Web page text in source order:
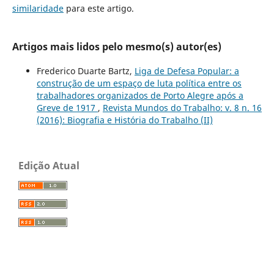
similaridadepara este artigo.
Artigos mais lidos pelo mesmo(s) autor(es)
Frederico Duarte Bartz, Liga de Defesa Popular: a
construção de um espaço de luta política entre os
trabalhadores organizados de Porto Alegre após a
Greve de 1917 , Revista Mundos do Trabalho: v. 8 n. 16
(2016): Biografia e História do Trabalho (II)
Edição Atual